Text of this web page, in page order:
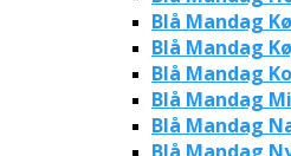
Blå Mandag
Blå Mandag
Blå Mandag
Blå Mandag
Blå Mandag